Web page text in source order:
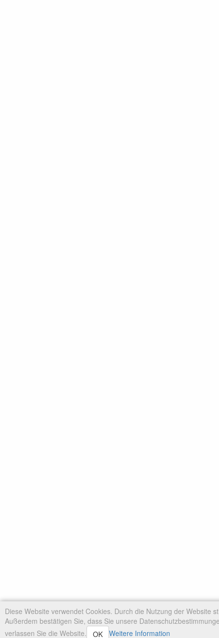
Diese Website verwendet Cookies. Durch die Nutzung der Website
Außerdem bestätigen Sie, dass Sie unsere
verlassen Sie die Website.
OK Weitere Information